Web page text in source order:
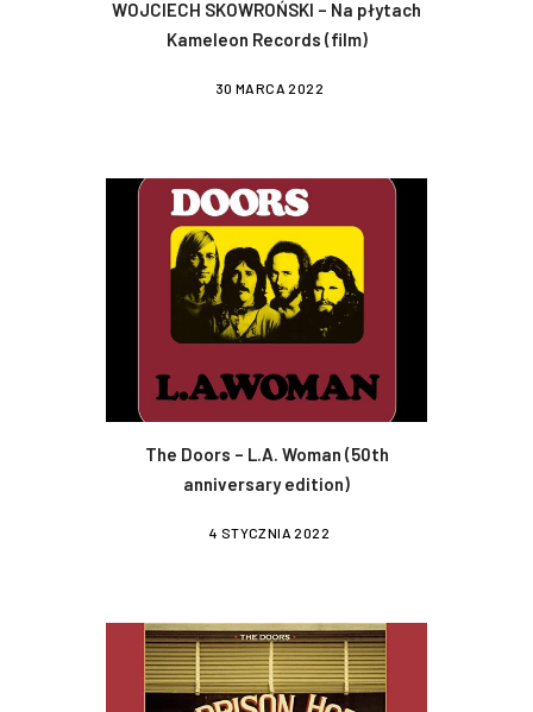
WOJCIECH SKOWROŃSKI – Na płytach
Kameleon Records (film)
30 MARCA 2022
The Doors – L.A. Woman (50th
anniversary edition)
4 STYCZNIA 2022